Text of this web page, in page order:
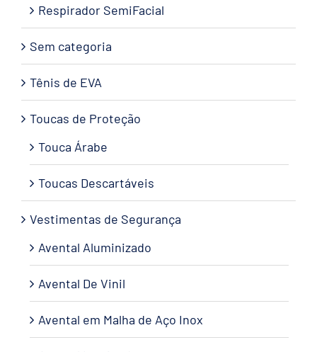
Respirador SemiFacial
Sem categoria
Tênis de EVA
Toucas de Proteção
Touca Árabe
Toucas Descartáveis
Vestimentas de Segurança
Avental Aluminizado
Avental De Vinil
Avental em Malha de Aço Inox